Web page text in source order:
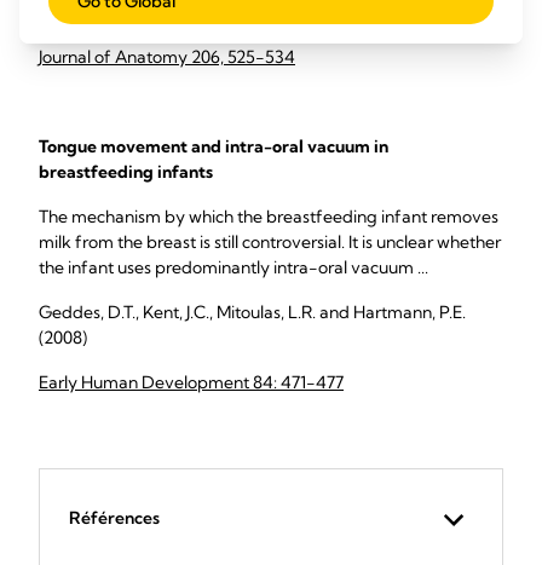
Ramsay DT, Kent JC, Hartmann RA and Hartmann PE (2005)
Journal of Anatomy 206, 525-534
Tongue movement and intra-oral vacuum in
breastfeeding infants
The mechanism by which the breastfeeding infant removes
milk from the breast is still controversial. It is unclear whether
the infant uses predominantly intra-oral vacuum ...
Geddes, D.T., Kent, J.C., Mitoulas, L.R. and Hartmann, P.E.
(2008)
Early Human Development 84: 471-477
Références